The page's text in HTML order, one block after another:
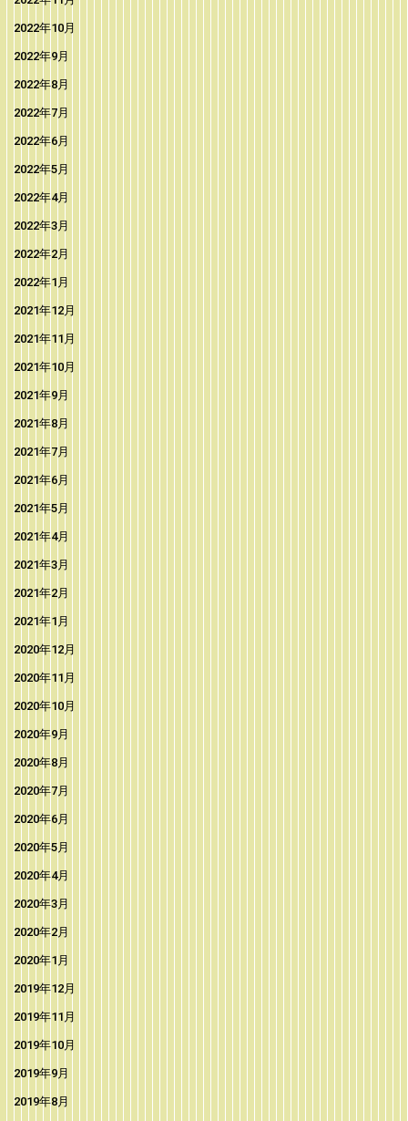
2022年10月
2022年9月
2022年8月
2022年7月
2022年6月
2022年5月
2022年4月
2022年3月
2022年2月
2022年1月
2021年12月
2021年11月
2021年10月
2021年9月
2021年8月
2021年7月
2021年6月
2021年5月
2021年4月
2021年3月
2021年2月
2021年1月
2020年12月
2020年11月
2020年10月
2020年9月
2020年8月
2020年7月
2020年6月
2020年5月
2020年4月
2020年3月
2020年2月
2020年1月
2019年12月
2019年11月
2019年10月
2019年9月
2019年8月